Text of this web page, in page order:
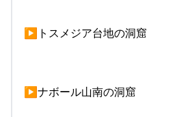
▶トスメジア台地の洞窟
▶ナボール山南の洞窟